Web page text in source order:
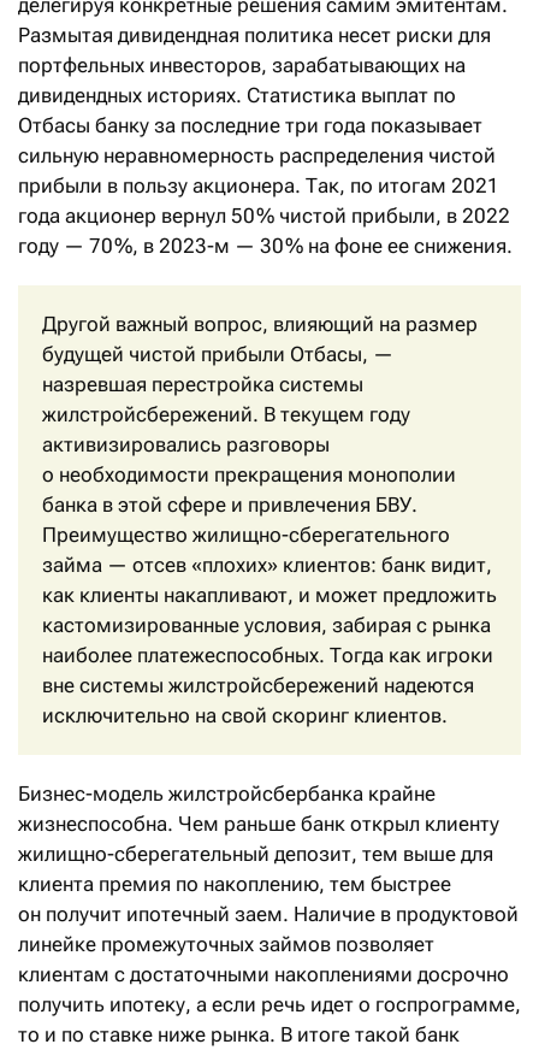
Размытая дивидендная политика несет риски для
портфельных инвесторов, зарабатывающих на
дивидендных историях. Статистика выплат по
Отбасы банку за последние три года показывает
сильную неравномерность распределения чистой
прибыли в пользу акционера. Так, по итогам 2021
года акционер вернул 50 % чистой прибыли, в 2022
году — 70 %, в 2023-м — 30 % на фоне ее снижения.
Другой важный вопрос, влияющий на размер
будущей чистой прибыли Отбасы, —
назревшая перестройка системы
жилстройсбережений. В текущем году
активизировались разговоры
о необходимости прекращения монополии
банка в этой сфере и привлечения БВУ.
Преимущество жилищно-сберегательного
займа — отсев «плохих» клиентов: банк видит,
как клиенты накапливают, и может предложить
кастомизированные условия, забирая с рынка
наиболее платежеспособных. Тогда как игроки
вне системы жилстройсбережений надеются
исключительно на свой скоринг клиентов.
Бизнес-модель жилстройсбербанка крайне
жизнеспособна. Чем раньше банк открыл клиенту
жилищно-сберегательный депозит, тем выше для
клиента премия по накоплению, тем быстрее
он получит ипотечный заем. Наличие в продуктовой
линейке промежуточных займов позволяет
клиентам с достаточными накоплениями досрочно
получить ипотеку, а если речь идет о госпрограмме,
то и по ставке ниже рынка. В итоге такой банк